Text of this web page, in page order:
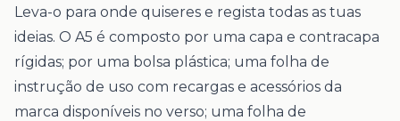
Leva-o para onde quiseres e regista todas as tuas
ideias. O A5 é composto por uma capa e contracapa
rígidas; por uma bolsa plástica; uma folha de
instrução de uso com recargas e acessórios da
marca disponíveis no verso; uma folha de